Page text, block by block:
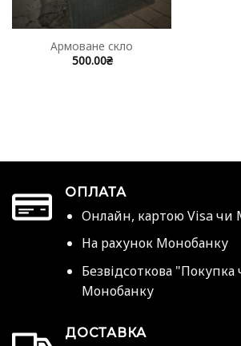
Армоване скло
500.00₴
ОПЛАТА
Онлайн, картою Visa чи
На рахунок Монобанку
Безвідсоткова
Монобанку
ДОСТАВКА